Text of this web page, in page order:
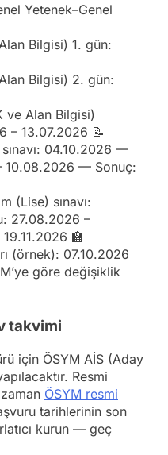
Yetenek–Genel
Bilgisi) 1. gün:
Bilgisi) 2. gün:
ve Alan Bilgisi)
– 13.07.2026 📝
04.10.2026 —
10.08.2026 — Sonuç:
(Lise) sınavı:
27.08.2026 –
🏫
(örnek): 07.10.2026
göre değişiklik
takvimi
için ÖSYM AİS (Aday
Resmi
ÖSYM resmi
tarihlerinin son
kurun — geç